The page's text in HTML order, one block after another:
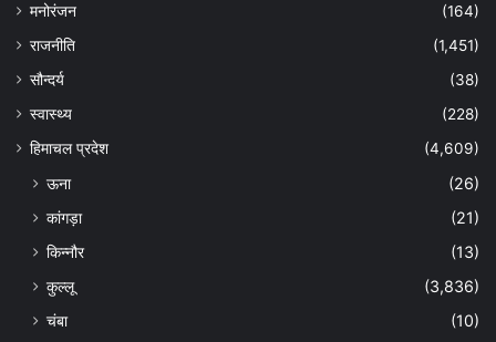
मनोरंजन
(164)
राजनीति
(1,451)
सौन्दर्य
(38)
स्वास्थ्य
(228)
हिमाचल प्रदेश
(4,609)
ऊना
(26)
कांगड़ा
(21)
किन्नौर
(13)
कुल्लू
(3,836)
चंबा
(10)